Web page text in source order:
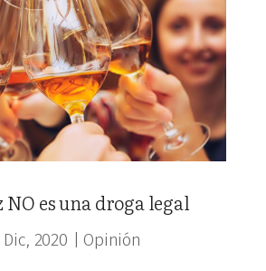
NO es una droga legal
Dic, 2020 Opinión